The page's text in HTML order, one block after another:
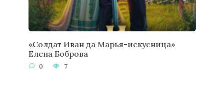
«Солдат Иван да Марья-искусница»
Елена Боброва
0 7